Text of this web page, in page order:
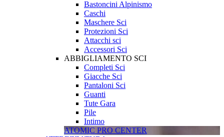
Bastoncini Alpinismo
Caschi
Maschere Sci
Protezioni Sci
Attacchi sci
Accessori Sci
ABBIGLIAMENTO SCI
Completi Sci
Giacche Sci
Pantaloni Sci
Guanti
Tute Gara
Pile
Intimo
ATOMIC PRO CENTER